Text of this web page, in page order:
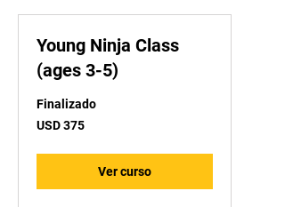
Young Ninja Class
(ages 3-5)
Finalizado
375
dólares
USD 375
Ver curso